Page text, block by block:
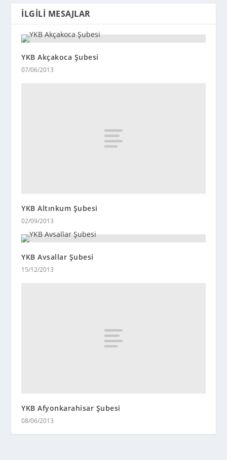
İLGILI MESAJLAR
YKB Akçakoca Şubesi
07/06/2013
YKB Altınkum Şubesi
02/09/2013
YKB Avsallar Şubesi
15/12/2013
YKB Afyonkarahisar Şubesi
08/06/2013